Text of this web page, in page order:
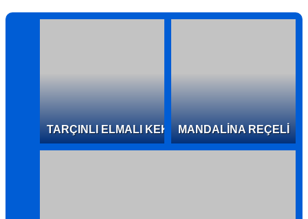
TARÇINLI ELMALI KEK MANDALİNA REÇELİ